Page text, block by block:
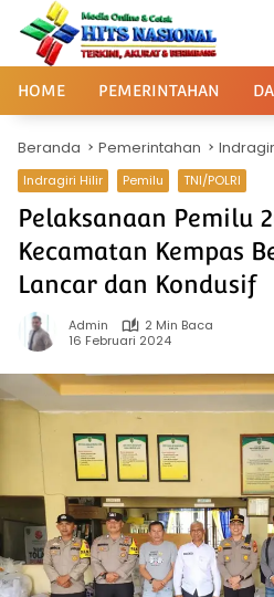
Langsung
konten
HOME PEMERINTAHAN
Beranda Pemerintahan
Indragiri Hilir Pemilu TNI/POLRI
Pelaksanaan Pemilu
Kecamatan Kempas
Lancar dan Kondusif
Admin
2 Min Baca
16 Februari 2024